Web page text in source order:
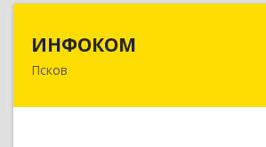
ИНФОКОМ
Псков180000, Псковская обл, Псков